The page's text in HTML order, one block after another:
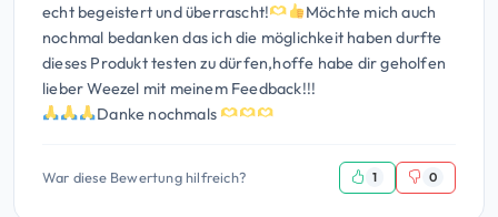
echt begeistert und überrascht!
Möchte mich auch
nochmal bedanken das ich die möglichkeit haben durfte
dieses Produkt testen zu dürfen,hoffe habe dir geholfen
lieber Weezel mit meinem Feedback!!!
Danke nochmals
War diese Bewertung hilfreich? 1 0